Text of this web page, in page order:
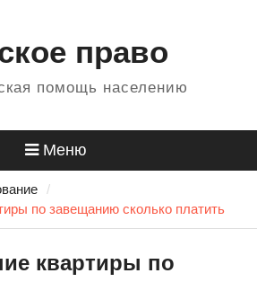
право
помощь населению
Меню
по завещанию сколько платить
квартиры по
сайту: 484499@cp9.ru